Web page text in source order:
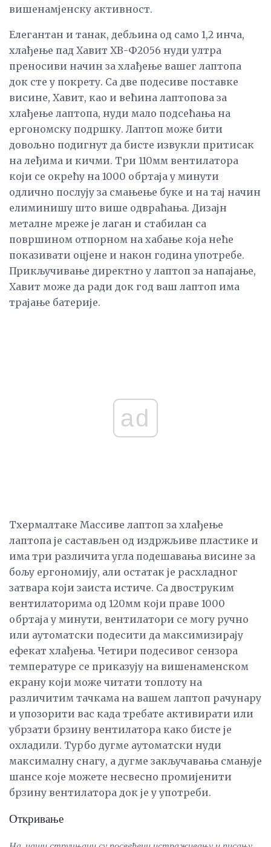
вишенамјенску активност.
Елегантан и танак, дебљина од само 1,2 инча,
хлађење пад Хавит ХВ-Ф2056 нуди ултра
преносиви начин за хлађење вашег лаптопа
док сте у покрету. Са две подесиве поставке
висине, Хавит, као и већина лаптопова за
хлађење лаптопа, нуди мало подсећања на
ергономску подршку. Лаптоп може бити
довољно подигнут да бисте извукли притисак
на леђима и кичми. Три 110мм вентилатора
који се окрећу на 1000 обртаја у минути
одлично послују за смањење буке и на тај начин
елиминишу што више одвраћања. Дизајн
металне мреже је лаган и стабилан са
површином отпорном на хабање која неће
показивати оцјене и након година употребе.
Прикључивање директно у лаптоп за напајање,
Хавит може да ради док год ваш лаптоп има
трајање батерије.
ad
Тхермалтаке Массиве лаптоп за хлађење
лаптопа је састављен од издржљиве пластике и
има три различита угла подешавања висине за
бољу ергономију, али остатак је расхладног
затвара који заиста истиче. Са двоструким
вентилаторима од 120мм који праве 1000
обртаја у минути, вентилатори се могу ручно
или аутоматски подесити да максимизирају
ефекат хлађења. Четири подесивог сензора
температуре се приказују на вишенаменском
екрану који може читати топлоту на
различитим тачкама на вашем лаптоп рачунару
и упозорити вас када требате активирати или
убрзати брзину вентилатора како бисте је
охладили. Турбо дугме аутоматски нуди
максималну снагу, а дугме закључавања смањује
шансе које можете несвесно промијенити
брзину вентилатора док је у употреби.
Откривање